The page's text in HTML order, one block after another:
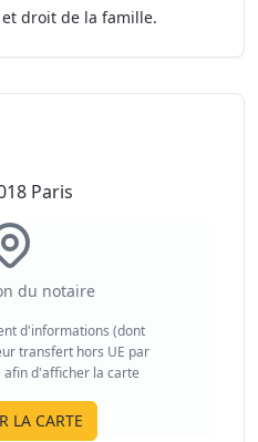
droit de la famille.
Paris
du notaire
d'informations (dont
transfert hors UE par
afin d'afficher la carte
LA CARTE